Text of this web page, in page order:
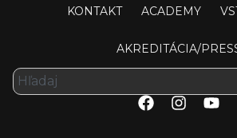
KONTAKT ACADEMY
AKREDITÁCIA/